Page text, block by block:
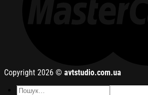
Copyright 2026 © avtstudio.com.ua
Шукати: